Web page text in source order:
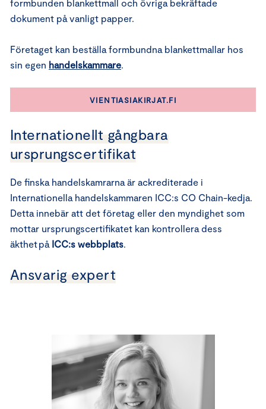
formbunden blankettmall och övriga bekräftade
dokument på vanligt papper.
Företaget kan beställa formbundna blankettmallar hos
sin egen handelskammare.
VIENTIASIAKIRJAT.FI
Internationellt gångbara
ursprungscertifikat
De finska handelskamrarna är ackrediterade i
Internationella handelskammaren ICC:s CO Chain-kedja.
Detta innebär att det företag eller den myndighet som
mottar ursprungscertifikatet kan kontrollera dess
äkthet på ICC:s webbplats.
Ansvarig expert